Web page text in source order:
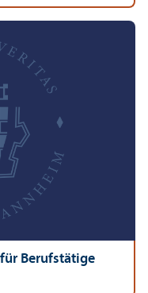
Berufstätige